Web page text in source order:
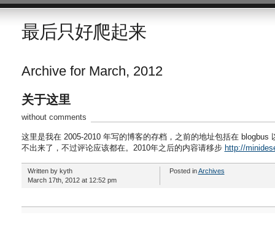
最后只好爬起来
Archive for March, 2012
关于这里
without comments
这里是我在 2005-2010 年写的博客的存档，之前的地址包括在 blogbus
不出来了，不过评论应该都在。2010年之后的内容请移步 http://
Written by kyth
March 17th, 2012 at 12:52 pm
Posted inArchives